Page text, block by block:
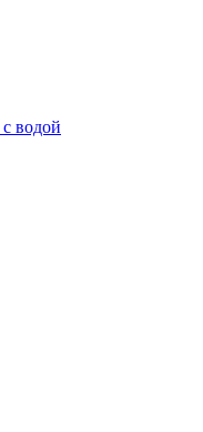
водой